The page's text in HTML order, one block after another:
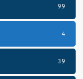
99
4
39